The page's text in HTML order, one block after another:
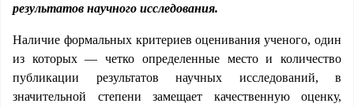
результатов научного исследования.
Наличие формальных критериев оценивания ученого, один
из которых — четко определенные место и количество
публикации результатов научных исследований, в
значительной степени замещает качественную оценку,